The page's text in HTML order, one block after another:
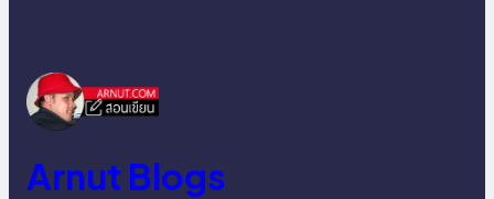
Arnut Blogs